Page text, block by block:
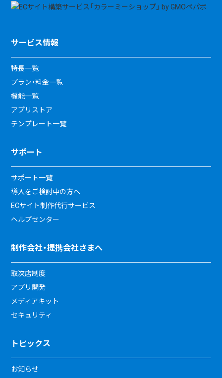
サービス情報
特長一覧
プラン・料金一覧
機能一覧
アプリストア
テンプレート一覧
サポート
サポート一覧
導入をご検討中の方へ
ECサイト制作代行サービス
ヘルプセンター
制作会社・提携会社さまへ
取次店制度
アプリ開発
メディアキット
セキュリティ
トピックス
お知らせ